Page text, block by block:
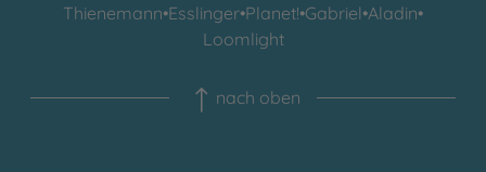
Thienemann•Esslinger•Planet!•Gabriel•Aladin•
Loomlight
nach oben